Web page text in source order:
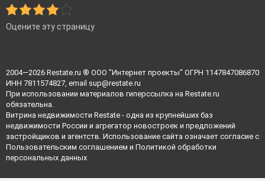
Оцените эту страницу
2004—2026 Restate.ru ® ООО "Интернет проекты" ОГРН 1147847086870
ИНН 7811574827, email sup@restate.ru
При использовании материалов гиперссылка на Restate.ru
обязательна.
Витрина недвижимости Restate - одна из крупнейших баз
недвижимости России и агрегатор новостроек и предложений
застройщиков и агентств. Использование сайта означает согласие с
Пользовательским соглашением и Политикой обработки
персональных данных